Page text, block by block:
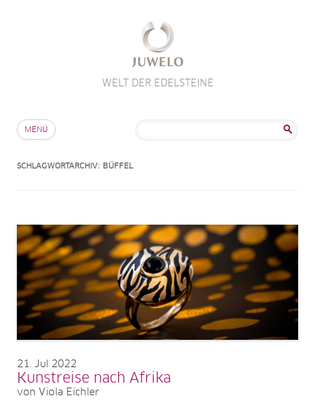
WELT DER EDELSTEINE
MENÜ
SCHLAGWORTARCHIV: BÜFFEL
21 Jul 2022
Kunstreise nach Afrika
von Viola Eichler